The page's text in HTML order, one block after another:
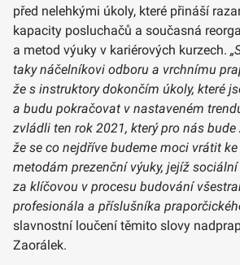
před nelehkými úkoly, které přináší
kapacity posluchačů a současná
a metod výuky v kariérových kurzech.
taky náčelníkovi odboru a vrchnímu
že s instruktory dokončím úkoly, které
a budu pokračovat v nastaveném
zvládli ten rok 2021, který pro nás bude
že se co nejdříve budeme moci vrátit
metodám prezenční výuky, jejíž
za klíčovou v procesu budování
profesionála a příslušníka
slavnostní loučení těmito slovy
Zaorálek.